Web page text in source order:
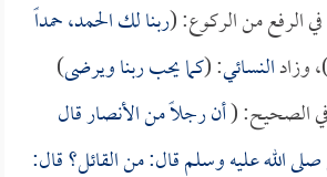
الرفع من الركوع: (ربنا لك الحمد، حمداً
وزادالنسائي: (كما يحب ربنا ويرضى)
الصحيح: (أن رجلاً من الأنصار قال
الله عليه وسلم قال: من القائل؟ قال: